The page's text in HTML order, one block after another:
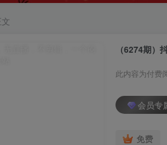
（6274期）
此内容为付费
会员专
免费